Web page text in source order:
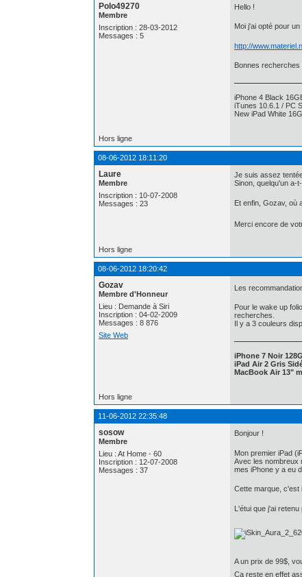
Polo49270
Membre
Inscription : 28-03-2012
Messages : 5
Hello !
Moi j'ai opté pour
http://
Bonnes recherches
iPhone 4 Black
iTunes 10.6.1 / PC
New iPad White
Hors ligne
08-06-2012 18:11:20
Laure
Membre
Inscription : 10-07-2008
Messages : 23
Je suis assez
Sinon, quelqu'un a-
Et enfin, Gozav, où
Merci encore de
Hors ligne
08-06-2012 18:20:42
Gozav
Membre d'Honneur
Lieu : Demande à Siri
Inscription : 04-02-2009
Messages : 8 876
Site Web
Les
Pour le wake up
recherches.
Il y a 3 couleurs
iPhone 7 Noir
iPad Air 2 Gris
MacBook Air 13"
Hors ligne
11-06-2012 22:35:48
sosow
Membre
Lieu : At Home - 60
Inscription : 12-07-2008
Messages : 37
Bonjour !
Mon premier iPad
Avec les nombreux
mes iPhone y a eu
Cette marque, c'est
L'étui que j'ai retenu
A un prix de 99$,
Ca reste en effet